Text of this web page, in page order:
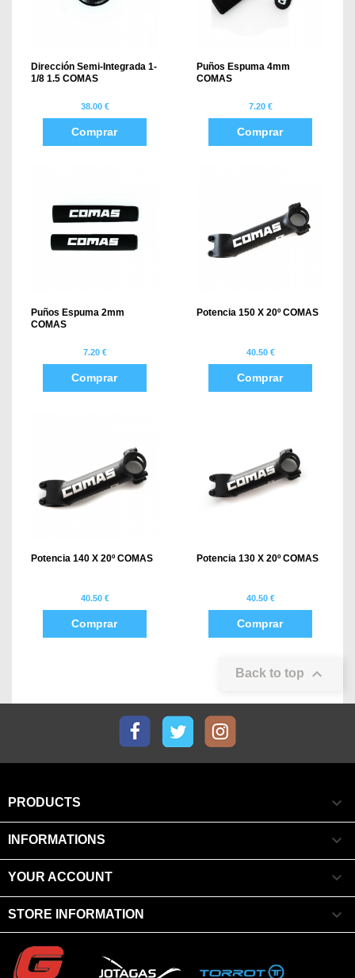
Dirección Semi-Integrada 1-
1/8 1.5 COMAS
38.00 €
Comprar
Puños Espuma 4mm
COMAS
7.20 €
Comprar
Puños Espuma 2mm
COMAS
7.20 €
Comprar
Potencia 150 X 20º COMAS
40.50 €
Comprar
Potencia 140 X 20º COMAS
40.50 €
Comprar
Potencia 130 X 20º COMAS
40.50 €
Comprar
Back to top 
FacebookTwitter
PRODUCTS 
INFORMATIONS 
YOUR ACCOUNT 
STORE INFORMATION 